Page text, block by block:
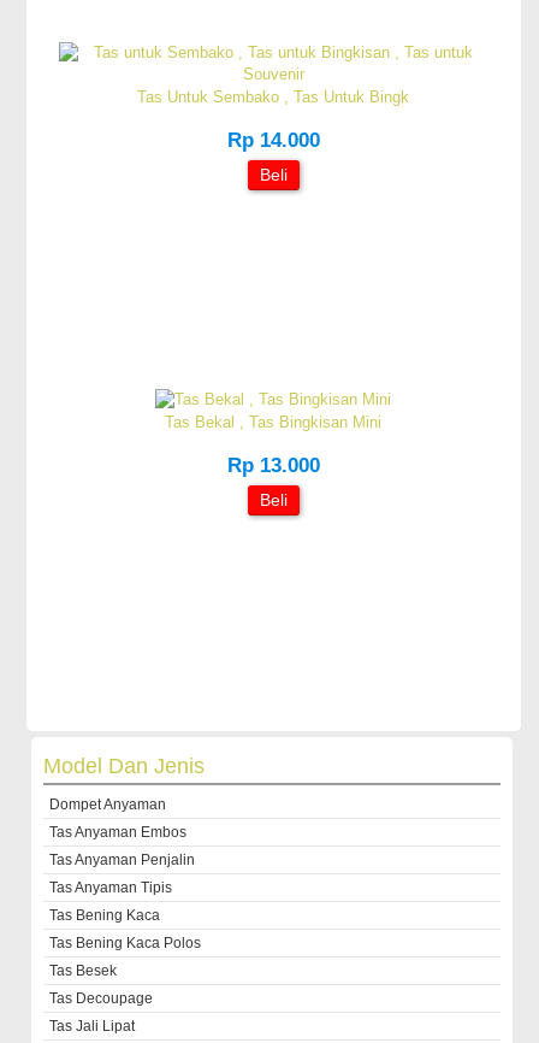
Tas Untuk Sembako , Tas Untuk Bingk
Rp 14.000
Beli
Tas Bekal , Tas Bingkisan Mini
Rp 13.000
Beli
Model Dan Jenis
Dompet Anyaman
Tas Anyaman Embos
Tas Anyaman Penjalin
Tas Anyaman Tipis
Tas Bening Kaca
Tas Bening Kaca Polos
Tas Besek
Tas Decoupage
Tas Jali Lipat